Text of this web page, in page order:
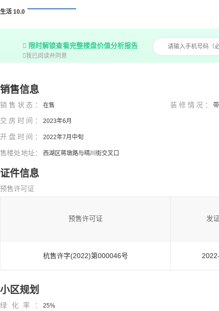
生活 10.0
 限时解锁查看完整楼盘价值分析报告
我已阅读并同意
销售信息
销售状态： 在售 装修情况：
交房时间： 2023年6月
开盘时间： 2022年7月中旬
售楼处地址： 西湖区蒋墩路与晴川街交叉口
证件信息
预售许可证
预售许可证 发
杭售许字(2022)第000046号
小区规划
绿化率： 25%